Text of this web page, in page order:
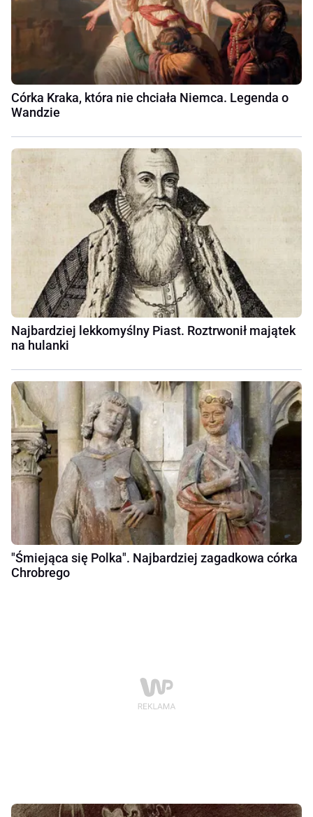
Córka Kraka, która nie chciała Niemca. Legenda o
Wandzie
Najbardziej lekkomyślny Piast. Roztrwonił majątek
na hulanki
"Śmiejąca się Polka". Najbardziej zagadkowa córka
Chrobrego